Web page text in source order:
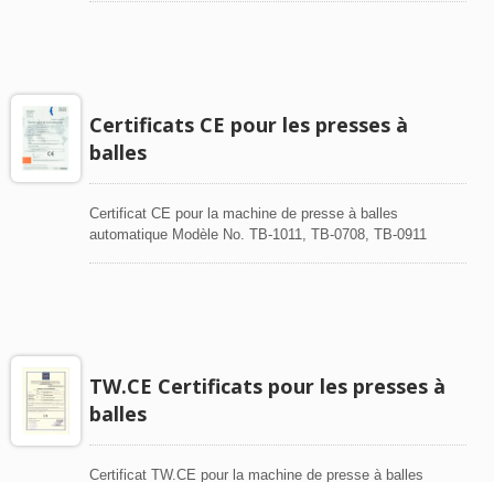
Certificats CE pour les presses à
balles
Certificat CE pour la machine de presse à balles
automatique Modèle No. TB-1011, TB-0708, TB-0911
TW.CE Certificats pour les presses à
balles
Certificat TW.CE pour la machine de presse à balles